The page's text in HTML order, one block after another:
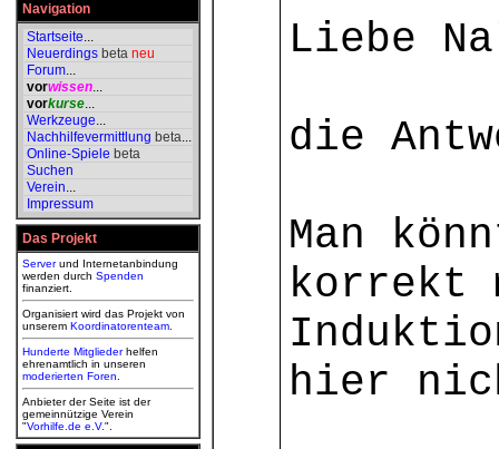
Navigation
Startseite...
Neuerdings beta neu
Forum...
vorwissen...
vorkurse...
Werkzeuge...
Nachhilfevermittlung beta...
Online-Spiele beta
Suchen
Verein...
Impressum
Das Projekt
Serverund Internetanbindung
werden durch Spenden
finanziert.
Organisiert wird das Projekt von
unserem Koordinatorenteam
Hunderte Mitgliederhelfen
ehrenamtlich in unseren
moderierten Foren
Anbieter der Seite ist der
gemeinnützige Verein
"Vorhilfe.de e.V.".
Liebe
die
Man
korrekt
hier